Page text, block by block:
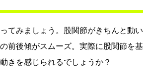
てみましょう。股関節がきちんと動い
前後傾がスムーズ。実際に股関節を基
きを感じられるでしょうか？